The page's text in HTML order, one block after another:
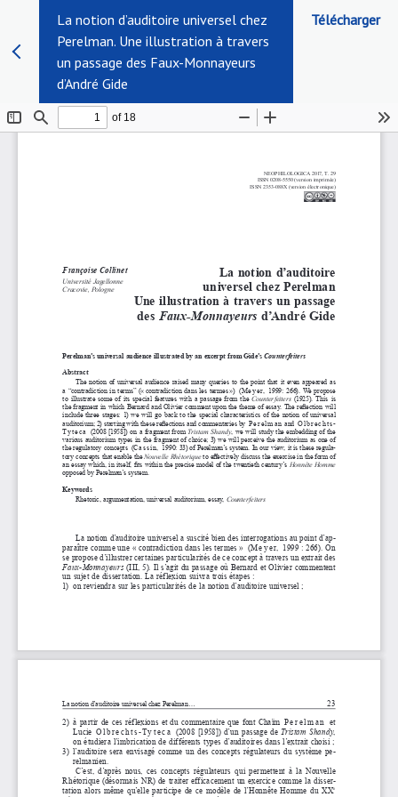
La notion d’auditoire universel chez
Perelman. Une illustration à travers
un passage des Faux-Monnayeurs
d’André Gide
Télécharger